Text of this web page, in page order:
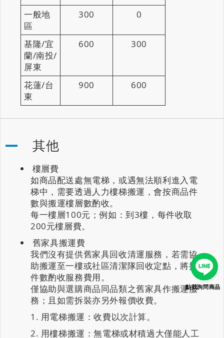
一般地
區
300 0
基隆/宜
蘭/南投/
屏東
600 300
花蓮/台
東
900 600
其他
樓層費
如商品配送處無電梯，或遇無法順利進入電
梯中，需要透過人力樓梯搬運，會按商品件
數與搬運樓層數酌收。
每一樓層100元；例如：到3樓，每件收取
200元樓層費。
舊家具搬運費
我們沒有提供舊家具回收清運服務，若需協
助搬運至一樓或社區清潔隊回收定點，將按
件數酌收服務費用。
僅協助與選購商品同品類之舊家具作搬運服
務；且如需拆裝亦另外報價收費。
用電梯搬運：收費以次計算。
用樓梯搬運：無電梯或材積過大僅能人工
點我詢問商品